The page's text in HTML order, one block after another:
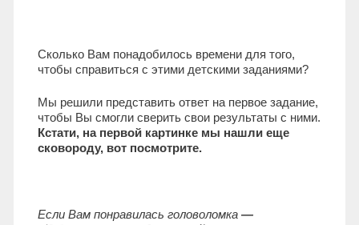
Сколько Вам понадобилось времени для того,
чтобы справиться с этими детскими заданиями?
Мы решили представить ответ на первое задание,
чтобы Вы смогли сверить свои результаты с ними.
Кстати, на первой картинке мы нашли еще
сковороду, вот посмотрите.
Если Вам понравилась головоломка —